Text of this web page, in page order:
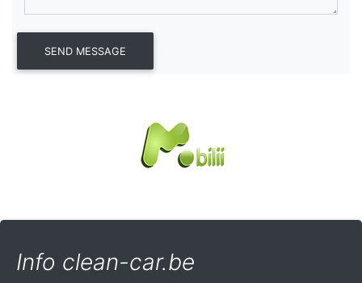
Info clean-car.be